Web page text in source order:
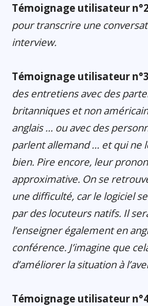
Témoignage utilisateur n°2
pour transcrire une
interview.
Témoignage utilisateur n°3
des entretiens avec des
britanniques et non
anglais … ou avec des
parlent allemand … et qui ne
bien. Pire encore, leur
approximative. On se
une difficulté, car le logiciel
par des locuteurs natifs. Il
l’enseigner également en
conférence. J’imagine que
d’améliorer la situation à
Témoignage utilisateur